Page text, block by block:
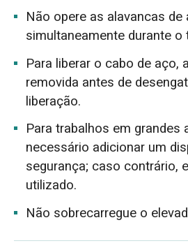
Não opere as alavancas de
simultaneamente durante o
Para liberar o cabo de aço,
removida antes de
liberação.
Para trabalhos em grandes
necessário adicionar um
segurança; caso contrário,
utilizado.
Não sobrecarregue o